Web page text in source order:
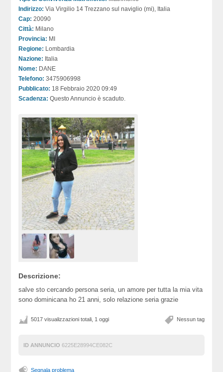
Indirizzo: Via Virgilio 14 Trezzano sul naviglio (mi), Italia
Cap: 20090
Città: Milano
Provincia: MI
Regione: Lombardia
Nazione: Italia
Nome: DANE
Telefono: 3475906998
Pubblicato: 18 Febbraio 2020 09:49
Scadenza: Questo Annuncio è scaduto.
Descrizione:
salve sto cercando persona seria, un amore per tutta la mia vita
sono dominicana ho 21 anni, solo relazione seria grazie
Nessun tag
5017 visualizzazioni totali, 1 oggi
ID ANNUNCIO 6225E28994CE082C
Segnala problema